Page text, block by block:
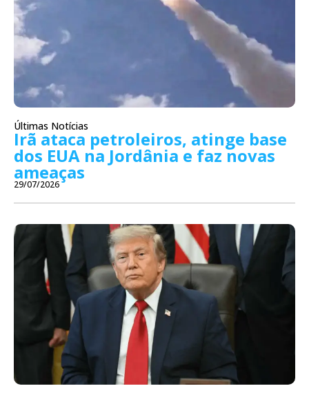
Últimas Notícias
Irã ataca petroleiros, atinge base
dos EUA na Jordânia e faz novas
ameaças
29/07/2026